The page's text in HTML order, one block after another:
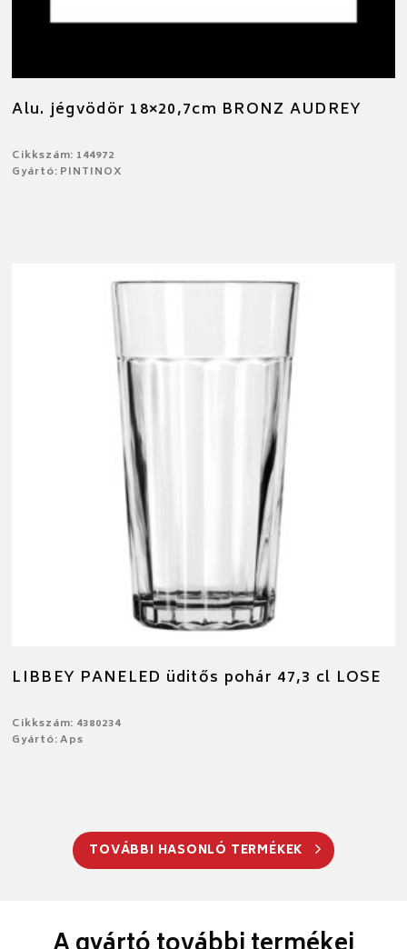
Alu. jégvödör 18×20,7cm BRONZ AUDREY
Cikkszám: 144972
Gyártó: PINTINOX
LIBBEY PANELED üditős pohár 47,3 cl LOSE
Cikkszám: 4380234
Gyártó: Aps
TOVÁBBI HASONLÓ TERMÉKEK